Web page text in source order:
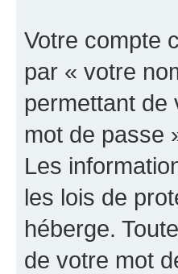
Votre compte
par « votre
permettant de
mot de passe
Les
les lois de
héberge.
de votre mot